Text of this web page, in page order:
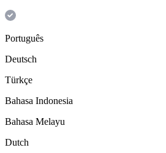
Português
Deutsch
Türkçe
Bahasa Indonesia
Bahasa Melayu
Dutch